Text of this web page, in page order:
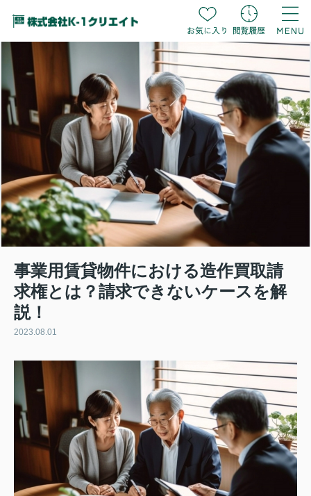
事業用賃貸物件における造作買取請
求権とは？請求できないケースを解
説！
2023.08.01